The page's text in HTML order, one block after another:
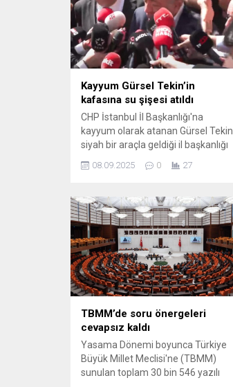
Kayyum Gürsel Tekin’in
kafasına su şişesi atıldı
CHP İstanbul İl Başkanlığı'na
kayyum olarak atanan Gürsel Tekin
siyah bir araçla geldiği il başkanlığı
açıklama yaptığı sırada su şişesi
08.09.2025 0 27
TBMM’de soru önergeleri
cevapsız kaldı
Yasama Dönemi boyunca Türkiye
Büyük Millet Meclisi'ne (TBMM)
sunulan toplam 30 bin 546 yazılı